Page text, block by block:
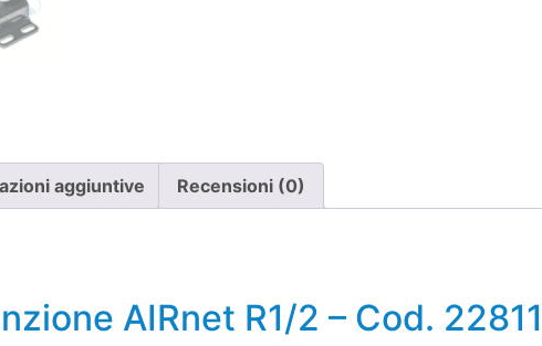
aggiuntive Recensioni (0)
AIRnet R1/2 – Cod.